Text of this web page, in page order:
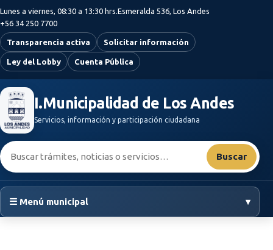
Saltar al contenido principal
Lunes a viernes, 08:30 a 13:30 hrs.Esmeralda 536, Los Andes
+56 34 250 7700
Transparencia activa Solicitar información
Ley del Lobby Cuenta Pública
I.Municipalidad de Los Andes
Servicios, información y participación ciudadana
Buscar:
Buscar
☰ Menú municipal ▾